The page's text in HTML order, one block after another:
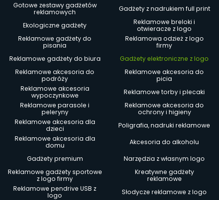
Gotowe zestawy gadżetów
reklamowych
Gadżety z nadrukiem full print
Ekologiczne gadżety
Reklamowe breloki i
otwieracze z logo
Reklamowe gadżety do
pisania
Reklamowa odzież z logo
firmy
Reklamowe gadżety do biura
Gadżety elektroniczne z logo
Reklamowe akcesoria do
podróży
Reklamowe akcesoria do
picia
Reklamowe akcesoria
wypoczynkowe
Reklamowe torby i plecaki
Reklamowe parasole i
peleryny
Reklamowe akcesoria do
ochrony i higieny
Reklamowe akcesoria dla
dzieci
Poligrafia, nadruki reklamowe
Reklamowe akcesoria dla
domu
Akcesoria do alkoholu
Gadżety premium
Narzędzia z własnym logo
Reklamowe gadżety sportowe
z logo firmy
Kreatywne gadżety
reklamowe
Reklamowe pendrive USB z
logo
Słodycze reklamowe z logo